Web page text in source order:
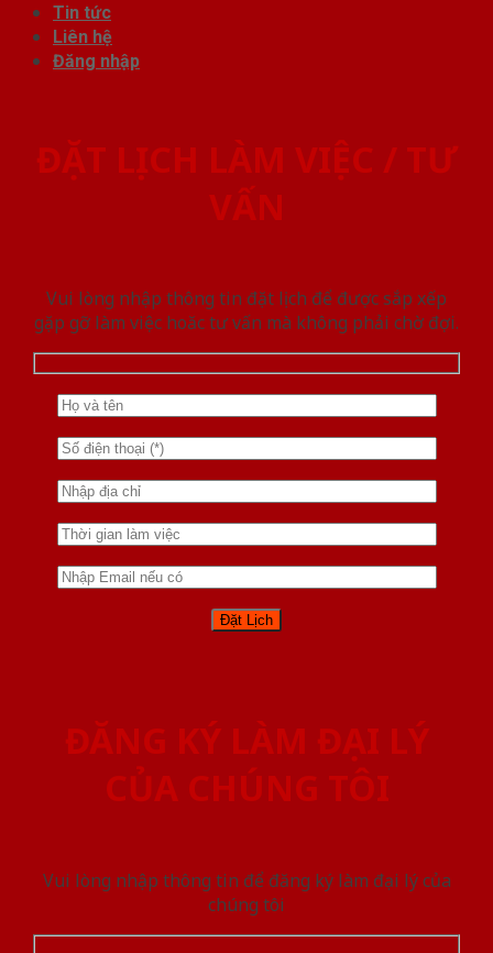
Tin tức
Liên hệ
Đăng nhập
ĐẶT LỊCH LÀM VIỆC / TƯ
VẤN
Vui lòng nhập thông tin đặt lịch để được sắp xếp
gặp gỡ làm việc hoăc tư vấn mà không phải chờ đợi.
ĐĂNG KÝ LÀM ĐẠI LÝ
CỦA CHÚNG TÔI
Vui lòng nhập thông tin để đăng ký làm đại lý của
chúng tôi